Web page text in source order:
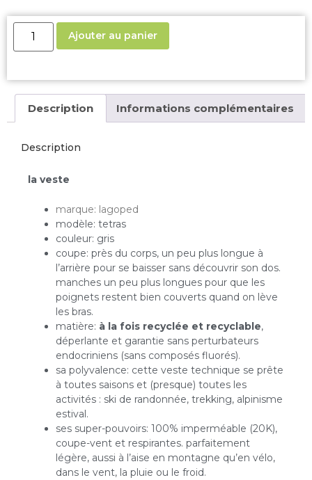
Ajouter au panier
Description Informations complémentaires
Description
la veste
marque: lagoped
modèle: tetras
couleur: gris
coupe: près du corps, un peu plus longue à
l’arrière pour se baisser sans découvrir son dos.
manches un peu plus longues pour que les
poignets restent bien couverts quand on lève
les bras.
matière: à la fois recyclée et recyclable,
déperlante et garantie sans perturbateurs
endocriniens (sans composés fluorés).
sa polyvalence: cette veste technique se prête
à toutes saisons et (presque) toutes les
activités : ski de randonnée, trekking, alpinisme
estival.
ses super-pouvoirs: 100% imperméable (20K),
coupe-vent et respirantes. parfaitement
légère, aussi à l’aise en montagne qu’en vélo,
dans le vent, la pluie ou le froid.